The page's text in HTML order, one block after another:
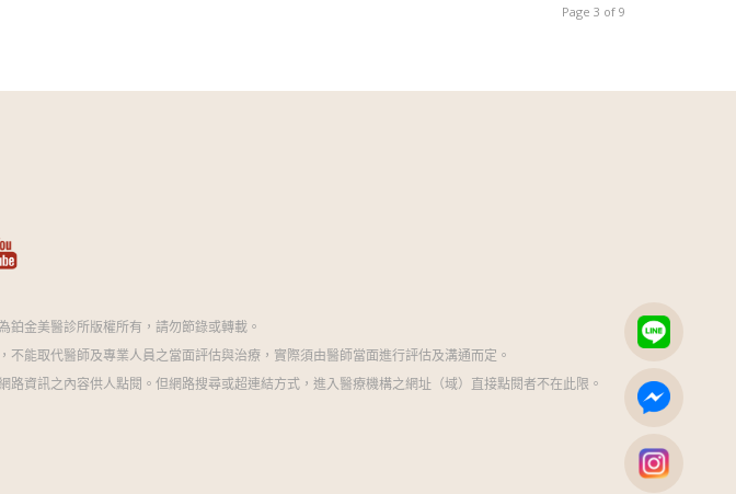
Page 3 of 9
鉑金美醫診所版權所有，請勿節錄或轉載。
不能取代醫師及專業人員之當面評估與治療，實際須由醫師當面進行評估及溝通而定。
路資訊之內容供人點閱。但網路搜尋或超連結方式，進入醫療機構之網址（域）直接點閱者不在此限。